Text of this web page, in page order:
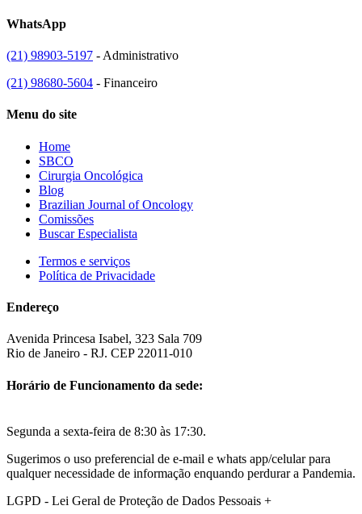
WhatsApp
(21) 98903-5197 - Administrativo
(21) 98680-5604 - Financeiro
Menu do site
Home
SBCO
Cirurgia Oncológica
Blog
Brazilian Journal of Oncology
Comissões
Buscar Especialista
Termos e serviços
Política de Privacidade
Endereço
Avenida Princesa Isabel, 323 Sala 709
Rio de Janeiro - RJ. CEP 22011-010
Horário de Funcionamento da sede:
Segunda a sexta-feira de 8:30 às 17:30.
Sugerimos o uso preferencial de e-mail e whats app/celular para
qualquer necessidade de informação enquando perdurar a Pandemia.
LGPD - Lei Geral de Proteção de Dados Pessoais +